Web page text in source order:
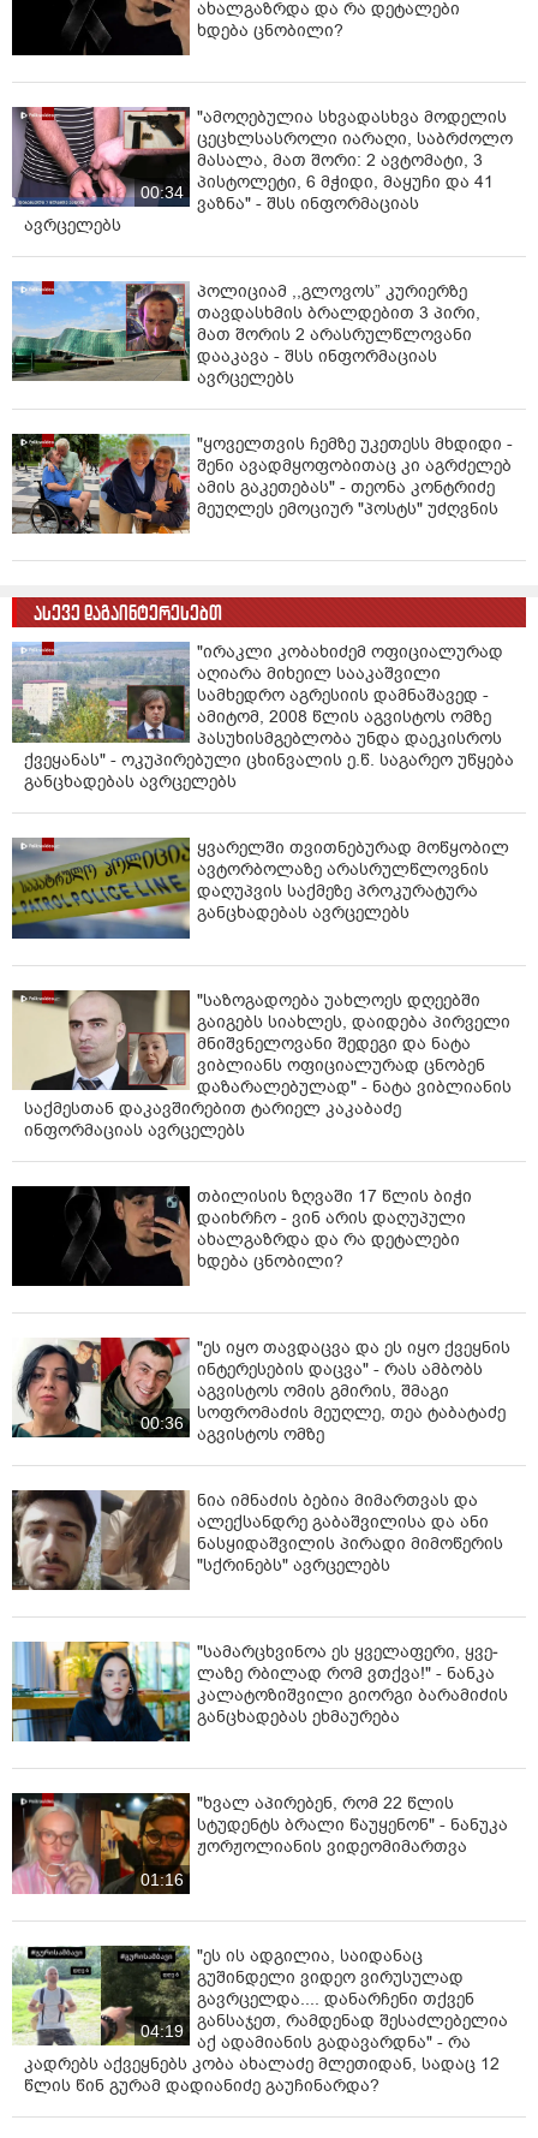
ახალგაზრდა და რა დეტალები
ხდება ცნობილი?
00:34
"ამოღებულია სხვადასხვა მოდელის
ცეცხლსასროლი იარაღი, საბრძოლო
მასალა, მათ შორი: 2 ავტომატი, 3
პისტოლეტი, 6 მჭიდი, მაყუჩი და 41
ვაზნა" - შსს ინფორმაციას
ავრცელებს
პოლიციამ ,,გლოვოს” კურიერზე
თავდასხმის ბრალდებით 3 პირი,
მათ შორის 2 არასრულწლოვანი
დააკავა - შსს ინფორმაციას
ავრცელებს
"ყოველთვის ჩემზე უკეთესს მხდიდი -
შენი ავადმყოფობითაც კი აგრძელებ
ამის გაკეთებას" - თეონა კონტრიძე
მეუღლეს ემოციურ "პოსტს" უძღვნის
ასევე დაგაინტერესებთ
"ირაკლი კობახიძემ ოფიციალურად
აღიარა მიხეილ სააკაშვილი
სამხედრო აგრესიის დამნაშავედ -
ამიტომ, 2008 წლის აგვისტოს ომზე
პასუხისმგებლობა უნდა დაეკისროს
ქვეყანას" - ოკუპირებული ცხინვალის ე.წ. საგარეო უწყება
განცხადებას ავრცელებს
ყვარელში თვითნებურად მოწყობილ
ავტორბოლაზე არასრულწლოვნის
დაღუპვის საქმეზე პროკურატურა
განცხადებას ავრცელებს
"საზოგადოება უახლოეს დღეებში
გაიგებს სიახლეს, დაიდება პირველი
მნიშვნელოვანი შედეგი და ნატა
ვიბლიანს ოფიციალურად ცნობენ
დაზარალებულად" - ნატა ვიბლიანის
საქმესთან დაკავშირებით ტარიელ კაკაბაძე
ინფორმაციას ავრცელებს
თბილისის ზღვაში 17 წლის ბიჭი
დაიხრჩო - ვინ არის დაღუპული
ახალგაზრდა და რა დეტალები
ხდება ცნობილი?
00:36
"ეს იყო თავდაცვა და ეს იყო ქვეყნის
ინტერესების დაცვა" - რას ამბობს
აგვისტოს ომის გმირის, შმაგი
სოფრომაძის მეუღლე, თეა ტაბატაძე
აგვისტოს ომზე
ნია იმნაძის ბებია მიმართვას და
ალექსანდრე გაბაშვილისა და ანი
ნასყიდაშვილის პირადი მიმოწერის
"სქრინებს" ავრცელებს
"სა­მარ­ცხვი­ნოა ეს ყვე­ლა­ფე­რი, ყვე­
ლა­ზე რბი­ლად რომ ვთქვა!" - ნანკა
კალატოზიშვილი გიორგი ბარამიძის
განცხადებას ეხმაურება
01:16
"ხვალ აპირებენ, რომ 22 წლის
სტუდენტს ბრალი წაუყენონ" - ნანუკა
ჟორჟოლიანის ვიდეომიმართვა
04:19
"ეს ის ადგილია, საიდანაც
გუშინდელი ვიდეო ვირუსულად
გავრცელდა.... დანარჩენი თქვენ
განსაჯეთ, რამდენად შესაძლებელია
აქ ადამიანის გადავარდნა" - რა
კადრებს აქვეყნებს კობა ახალაძე მლეთიდან, სადაც 12
წლის წინ გურამ დადიანიძე გაუჩინარდა?